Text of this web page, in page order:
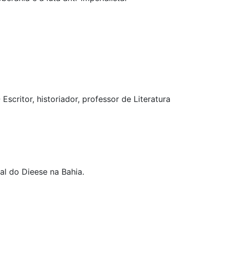
historiador, professor de Literatura
do Dieese na Bahia.